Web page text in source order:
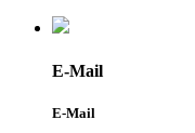
E-Mail
E-Mail